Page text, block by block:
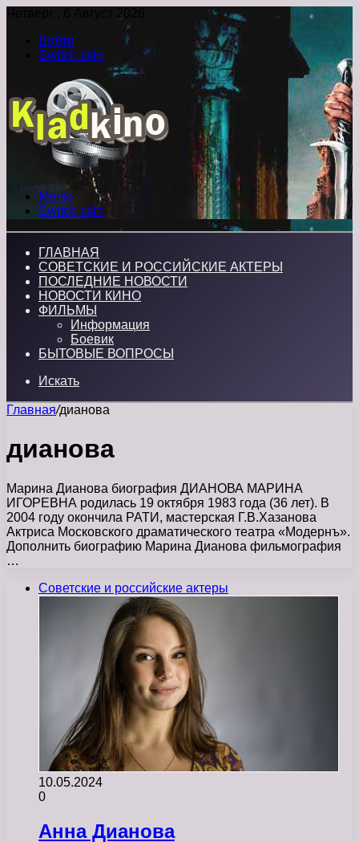
Четверг , 6 Август 2026
Войти
Switch skin
Меню
Switch skin
ГЛАВНАЯ
СОВЕТСКИЕ И РОССИЙСКИЕ АКТЕРЫ
ПОСЛЕДНИЕ НОВОСТИ
НОВОСТИ КИНО
ФИЛЬМЫ
Информация
Боевик
БЫТОВЫЕ ВОПРОСЫ
Искать
Главная/дианова
дианова
Марина Дианова биография ДИАНОВА МАРИНА
ИГОРЕВНА родилась 19 октября 1983 года (36 лет). В
2004 году окончила РАТИ, мастерская Г.В.Хазанова
Актриса Московского драматического театра «Модернъ».
Дополнить биографию Марина Дианова фильмография
…
Советские и российские актеры
10.05.2024
0
Анна Дианова